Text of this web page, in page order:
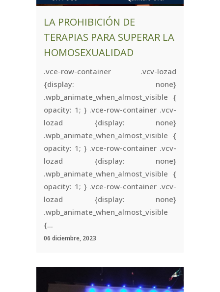
LA PROHIBICIÓN DE
TERAPIAS PARA SUPERAR LA
HOMOSEXUALIDAD
.vce-row-container .vcv-lozad
{display: none}
.wpb_animate_when_almost_visible {
opacity: 1; } .vce-row-container .vcv-
lozad {display: none}
.wpb_animate_when_almost_visible {
opacity: 1; } .vce-row-container .vcv-
lozad {display: none}
.wpb_animate_when_almost_visible {
opacity: 1; } .vce-row-container .vcv-
lozad {display: none}
.wpb_animate_when_almost_visible
{...
06 diciembre, 2023